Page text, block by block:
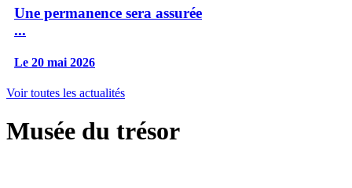
Une permanence sera assurée
...
Le 20 mai 2026
Voir toutes les actualités
Musée du trésor